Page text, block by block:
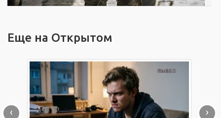
Еще на Открытом
‹ ›